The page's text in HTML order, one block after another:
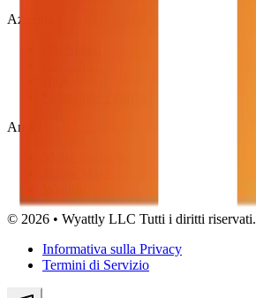
Azienda
Amici
© 2026 • Wyattly LLC Tutti i diritti riservati.
Informativa sulla Privacy
Termini di Servizio